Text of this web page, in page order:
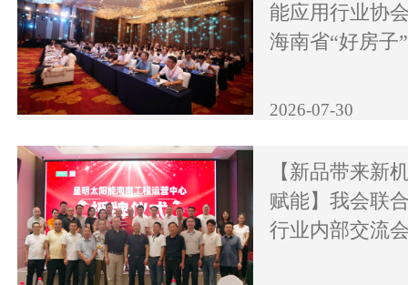
能应用行业协
海南省“好房子
2026-07-30
【新品带来新
赋能】我会联
行业内部交流